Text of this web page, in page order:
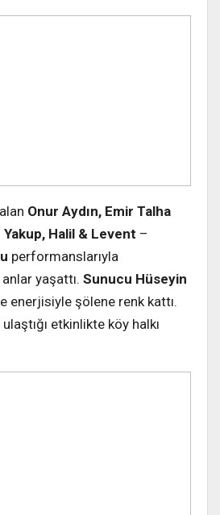
Onur Aydın, Emir Talha
Halil & Levent –
performanslarıyla
yaşattı. Sunucu Hüseyin
enerjisiyle şölene renk kattı.
etkinlikte köy halkı